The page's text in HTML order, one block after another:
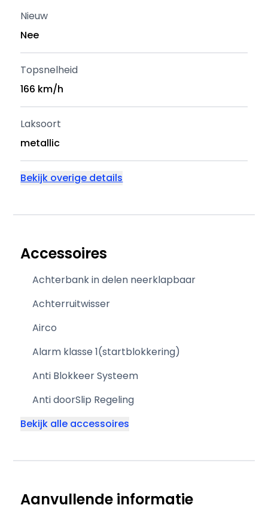
Nieuw
Nee
Topsnelheid
166 km/h
Laksoort
metallic
Bekijk overige details
Accessoires
Achterbank in delen neerklapbaar
Achterruitwisser
Airco
Alarm klasse 1(startblokkering)
Anti Blokkeer Systeem
Anti doorSlip Regeling
Bekijk alle accessoires
Aanvullende informatie